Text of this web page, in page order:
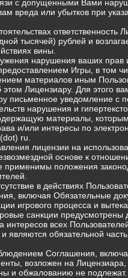
с допущенными Вами
вреда или убытков при
ответственность
тысячей) рублей и
вины.
нарушения ваших прав
Игры, в том
материалов иным
этом Лицензиару. Для этого
письменное уведомление с
нарушения и
материалы,
и/или интересы по
ru.
лицензии на
основе к
применимы положения
в действиях
включая Обязательные
игрового процесса и
санкции предусмотрены
интересов всех
являются обязательной
Соглашения,
возложен на
и обжалованию не подлежат.